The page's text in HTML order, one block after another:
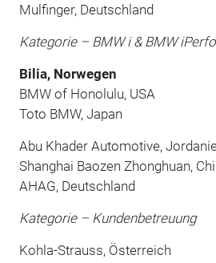
Mulfinger, Deutschland
Kategorie – BMW i & BMW
Bilia, Norwegen
BMW of Honolulu, USA
Toto BMW, Japan
Abu Khader Automotive,
Shanghai Baozen Zhonghuan,
AHAG, Deutschland
Kategorie – Kundenbetreuung
Kohla-Strauss, Österreich